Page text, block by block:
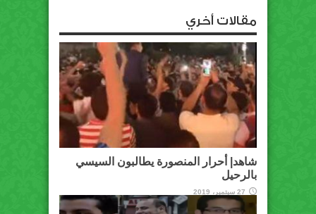
مقالات أخري
شاهد| أحرار المنصورة يطالبون السيسي
بالرحيل
27 سبتمبر، 2019